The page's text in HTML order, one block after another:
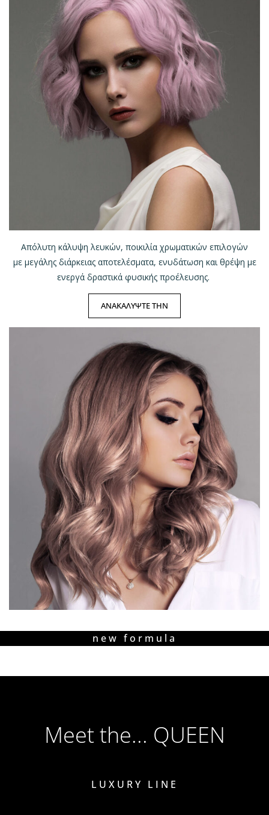
Απόλυτη κάλυψη λευκών, ποικιλία χρωματικών επιλογών
με μεγάλης διάρκειας αποτελέσματα, ενυδάτωση και θρέψη με
ενεργά δραστικά φυσικής προέλευσης.
ΑΝΑΚΑΛΥΨΤΕ ΤΗΝ
new formula
Meet the... QUEEN
LUXURY LINE